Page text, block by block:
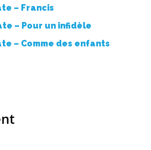
– Francis
– Pour un infidèle
– Comme des enfants